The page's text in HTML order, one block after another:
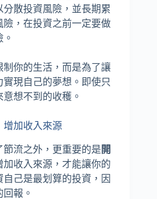
散投資風險，並長期累
，在投資之前一定要做
你的生活，而是為了讓
現自己的夢想。即使只
想不到的收穫。
增加收入來源
流之外，更重要的是 開
加收入來源，才能讓你的
己是最划算的投資，因
報。